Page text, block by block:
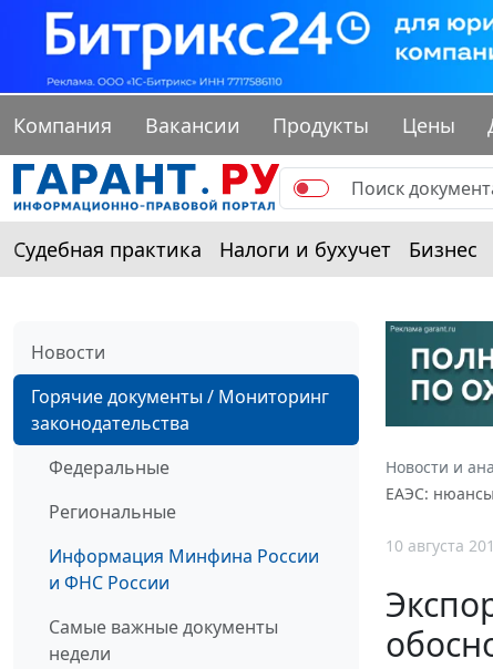
Компания Вакансии Продукты Цены
Судебная практика Налоги и бухучет Бизнес
Новости
Горячие документы / Мониторинг
законодательства
Федеральные
Региональные
Информация Минфина России
и ФНС России
Самые важные документы
недели
Новости и
ЕАЭС:
10 августа